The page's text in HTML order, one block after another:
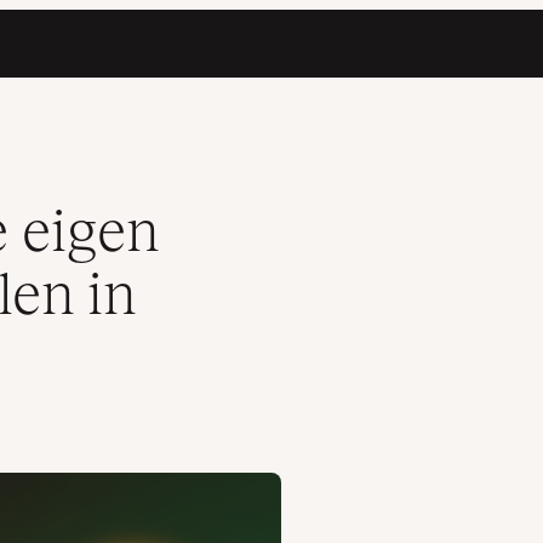
eigen
in